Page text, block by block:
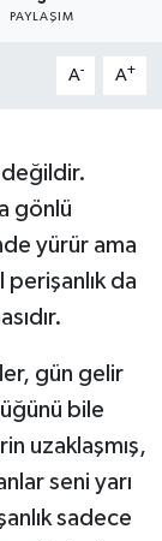
PAYLAŞIM
A- A+
değildir.
gönlü
yürür ama
perişanlık da
gün gelir
bile
uzaklaşmış,
seni yarı
sadece